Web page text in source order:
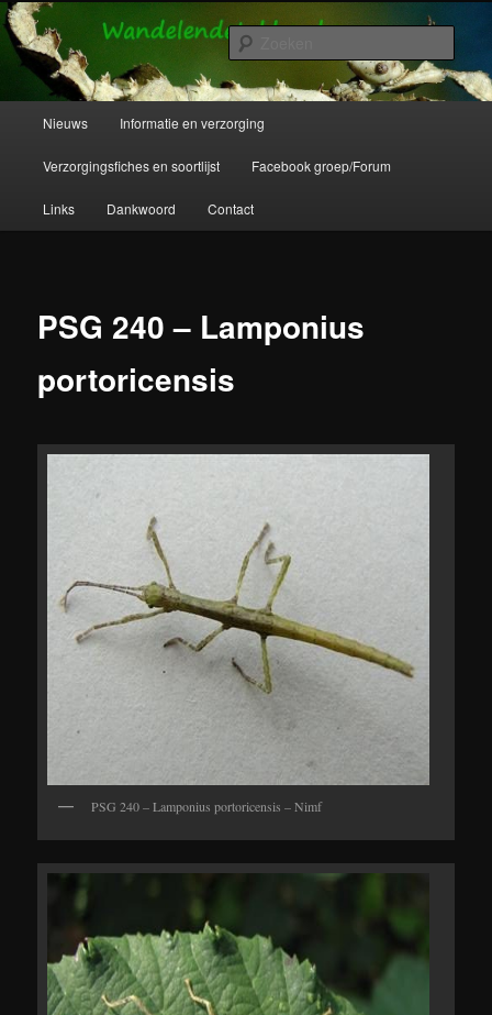
Spring
naar
primaire
inhoudWandelende Takken en Wandelende
Bladeren
Wandelende takken en wandelende bladeren info en verzorging.
Nieuws Informatie en verzorging
Verzorgingsfiches en soortlijst Facebook groep/Forum
Links Dankwoord Contact
PSG 240 – Lamponius
portoricensis
PSG 240 – Lamponius portoricensis – Nimf